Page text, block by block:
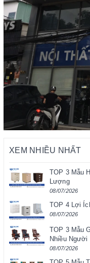
XEM NHIỀU NHẤT
TOP 3 Mẫu
Lượng
08/07/2026
TOP 4 Lợi
08/07/2026
TOP 3 Mẫu
Nhiều Người
08/07/2026